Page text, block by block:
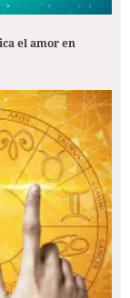
el amor en